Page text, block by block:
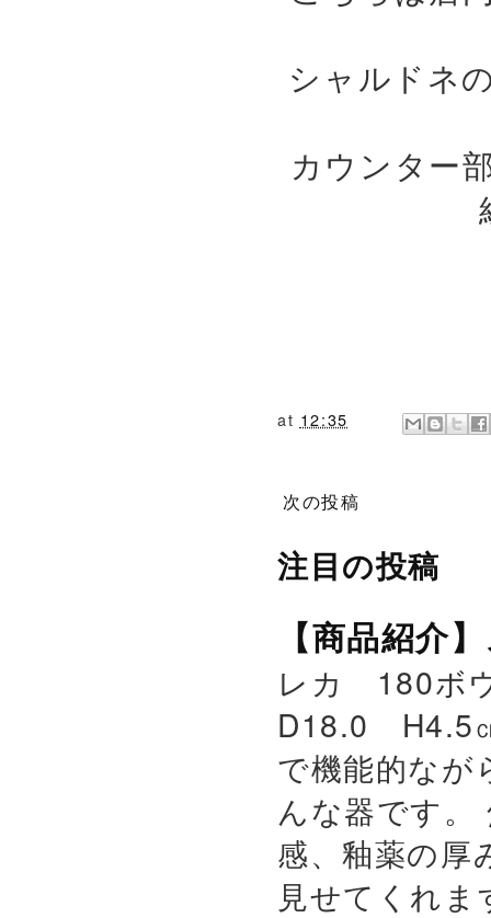
シャルドネ
カウンター
at 12:35
次の投稿
注目の投稿
【商品紹介
レカ 180
D18.0 H4.5
で機能的なが
んな器です
感、釉薬の厚
見せてくれ